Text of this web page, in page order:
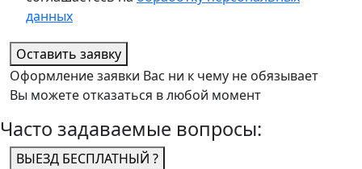
данных
Оставить заявку
Оформление заявки Вас ни к чему не обязывает
Вы можете отказаться в любой момент
Часто задаваемые вопросы:
ВЫЕЗД БЕСПЛАТНЫЙ ?